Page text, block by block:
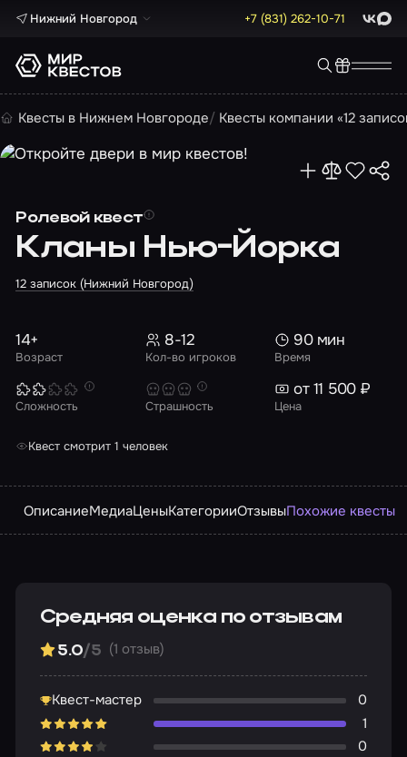
Нижний Новгород +7 (831) 262-10-71 Max
Квесты в Нижнем Новгороде Квесты компании «12
Ролевой квест
Кланы Нью-Йорка
12 записок (Нижний Новгород)
Возраст
14+
Кол-во игроков
8-12
Время
90 мин
Сложность Страшность Цена
от 11 500 ₽
Квест смотрит 1 человек
ОписаниеМедиаЦеныКатегорииОтзывыПохожие квесты
Средняя оценка по отзывам
5.0/5 (1 отзыв)
Квест-мастер
0
1
0